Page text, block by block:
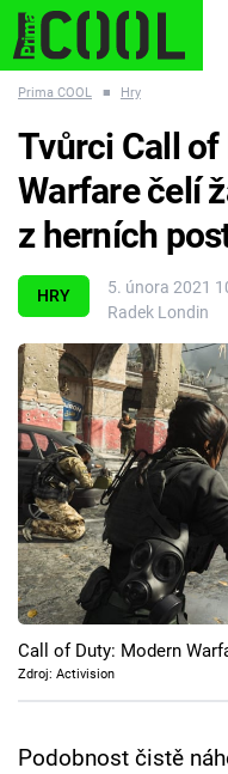
ESCAPE PLNEJ KOTEL
Témata
Filmy
Seriály
Hry
Cool Esport
Pořady
TV Program
Prima COOL ■ Hry
HRY
5. února 2021
Radek Londin
Tvůrci Call
Warfare čelí
z herních
Call of Duty: Modern
Zdroj: Activision
Podobnost čistě